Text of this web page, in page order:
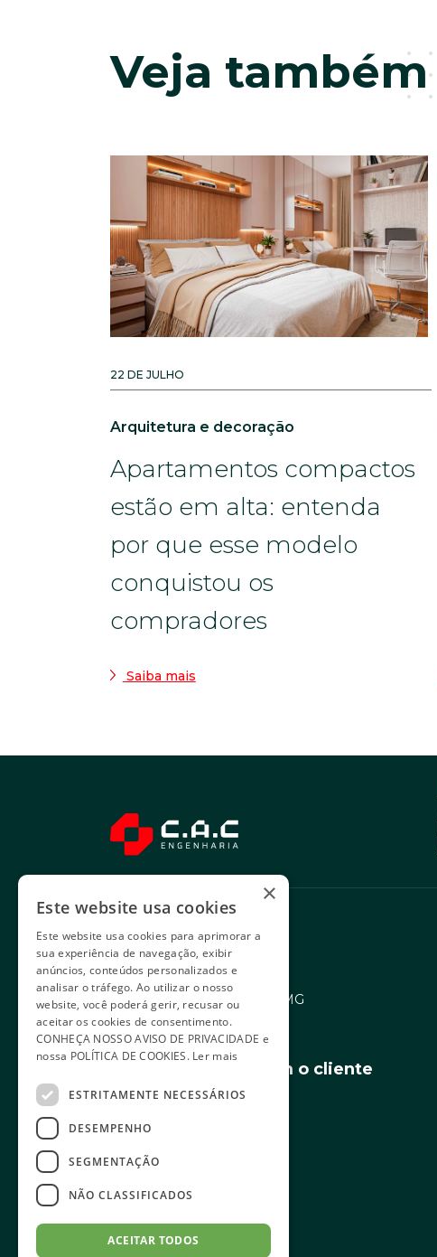
Veja também
22 DE JULHO
Arquitetura e decoração
Apartamentos compactos
estão em alta: entenda
por que esse modelo
conquistou os
compradores
Saiba mais
Sede administrativa
Rua Levindo Lopes, 258
Savassi - Belo Horizonte/MG
CEP 30140-170
Relacionamento com o cliente
Redes sociais
×
Este website usa cookies
Este website usa cookies para aprimorar a
sua experiência de navegação, exibir
anúncios, conteúdos personalizados e
analisar o tráfego. Ao utilizar o nosso
website, você poderá gerir, recusar ou
aceitar os cookies de consentimento.
CONHEÇA NOSSOAVISO DE PRIVACIDADE e
nossa POLÍTICA DE COOKIES. Ler mais
ESTRITAMENTE NECESSÁRIOS
DESEMPENHO
SEGMENTAÇÃO
NÃO CLASSIFICADOS
ACEITAR TODOS